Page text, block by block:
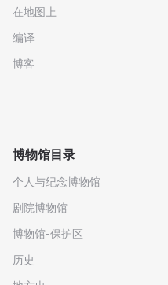
在地图上
编译
博客
博物馆目录
个人与纪念博物馆
剧院博物馆
博物馆-保护区
历史